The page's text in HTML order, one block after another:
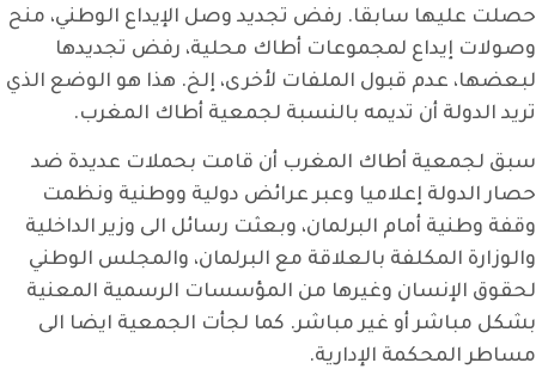
حصلت عليها سابقا. رفض تجديد وصل الإيداع الوطني، منح
وصولات إيداع لمجموعات أطاك محلية، رفض تجديدها
لبعضها، عدم قبول الملفات لأخرى، إلخ. هذا هو الوضع الذي
تريد الدولة أن تديمه بالنسبة لجمعية أطاك المغرب.
سبق لجمعية أطاك المغرب أن قامت بحملات عديدة ضد
حصار الدولة إعلاميا وعبر عرائض دولية ووطنية ونظمت
وقفة وطنية أمام البرلمان، وبعثت رسائل الى وزير الداخلية
والوزارة المكلفة بالعلاقة مع البرلمان، والمجلس الوطني
لحقوق الإنسان وغيرها من المؤسسات الرسمية المعنية
بشكل مباشر أو غير مباشر. كما لجأت الجمعية ايضا الى
مساطر المحكمة الإدارية.